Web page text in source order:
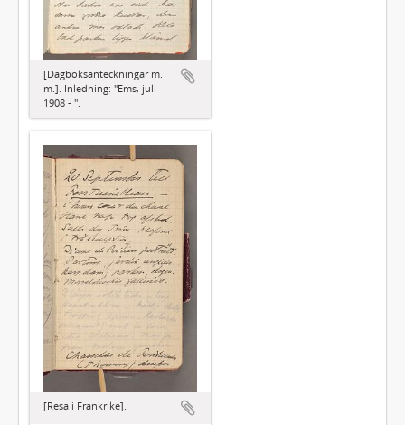
[Dagboksanteckningar m.
m.]. Inledning: "Ems, juli
1908 - ".
[Resa i Frankrike].